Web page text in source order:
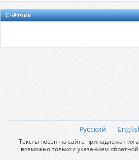
Счётчик
Русский
Тексты песен на сайте принадлежат их
возможно только с указанием